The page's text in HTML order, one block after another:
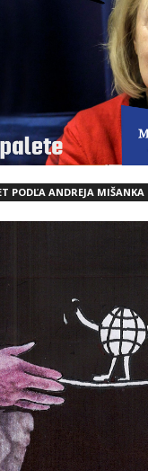
PODĽA ANDREJA MIŠANKA